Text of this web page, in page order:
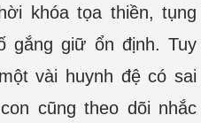
khóa tọa thiền, tụng
gắng giữ ổn định. Tuy
vài huynh đệ có sai
cũng theo dõi nhắc